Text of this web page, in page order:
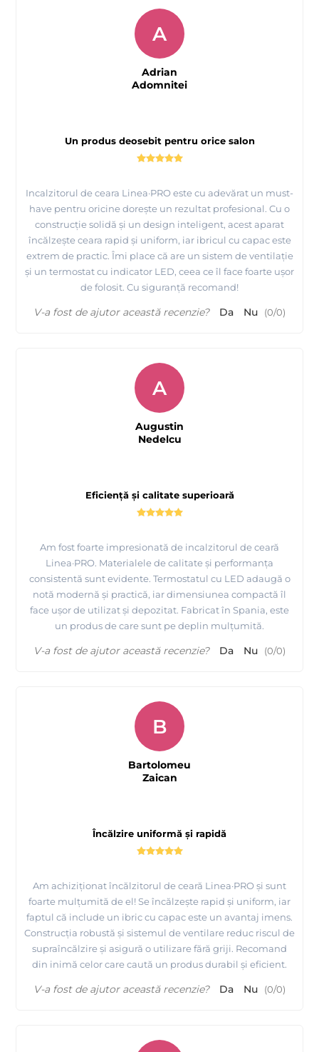
Un produs deosebit pentru orice salon
Incalzitorul de ceara Linea·PRO este cu adevărat un must-
have pentru oricine dorește un rezultat profesional. Cu o
construcție solidă și un design inteligent, acest aparat
încălzește ceara rapid și uniform, iar ibricul cu capac este
extrem de practic. Îmi place că are un sistem de ventilație
și un termostat cu indicator LED, ceea ce îl face foarte ușor
de folosit. Cu siguranță recomand!
A
Adrian
Adomnitei
V-a fost de ajutor această recenzie? Da Nu (0/0)
Eficiență și calitate superioară
Am fost foarte impresionată de incalzitorul de ceară
Linea·PRO. Materialele de calitate și performanța
consistentă sunt evidente. Termostatul cu LED adaugă o
notă modernă și practică, iar dimensiunea compactă îl
face ușor de utilizat și depozitat. Fabricat în Spania, este
un produs de care sunt pe deplin mulțumită.
A
Augustin
Nedelcu
V-a fost de ajutor această recenzie? Da Nu (0/0)
Încălzire uniformă și rapidă
Am achiziționat încălzitorul de ceară Linea·PRO și sunt
foarte mulțumită de el! Se încălzește rapid și uniform, iar
faptul că include un ibric cu capac este un avantaj imens.
Construcția robustă și sistemul de ventilare reduc riscul de
supraîncălzire și asigură o utilizare fără griji. Recomand
din inimă celor care caută un produs durabil și eficient.
B
Bartolomeu
Zaican
V-a fost de ajutor această recenzie? Da Nu (0/0)